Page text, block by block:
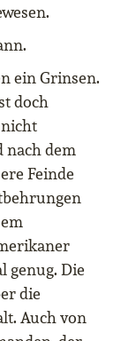
ein Grinsen.
doch
nach dem
Feinde
genug. Die
die
Auch von